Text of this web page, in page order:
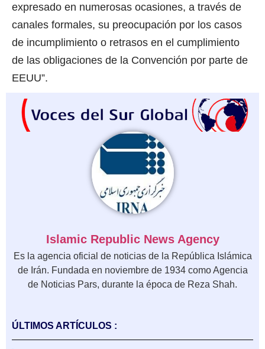
expresado en numerosas ocasiones, a través de
canales formales, su preocupación por los casos
de incumplimiento o retrasos en el cumplimiento
de las obligaciones de la Convención por parte de
EEUU”.
Islamic Republic News Agency
Es la agencia oficial de noticias de la República Islámica
de Irán. Fundada en noviembre de 1934 como Agencia
de Noticias Pars, durante la época de Reza Shah.
ÚLTIMOS ARTÍCULOS :